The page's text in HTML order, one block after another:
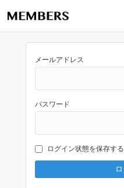
メールアドレス
パスワード
ログイン状態を保存する